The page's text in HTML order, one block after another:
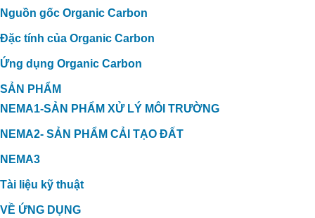
Nguồn gốc Organic Carbon
Đặc tính của Organic Carbon
Ứng dụng Organic Carbon
SẢN PHẨM
NEMA1-SẢN PHẨM XỬ LÝ MÔI TRƯỜNG
NEMA2- SẢN PHẨM CẢI TẠO ĐẤT
NEMA3
Tài liệu kỹ thuật
VỀ ỨNG DỤNG